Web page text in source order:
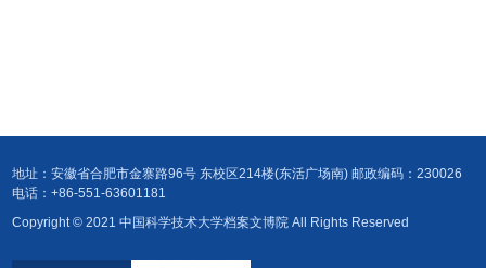
地址：安徽省合肥市金寨路96号 东校区214楼(东活广场南) 邮政编码：230026
电话：+86-551-63601181
Copyright © 2021 中国科学技术大学档案文博院 All Rights Reserved